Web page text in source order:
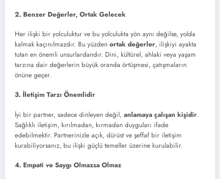
2. Benzer Değerler, Ortak Gelecek
Her ilişki bir yolculuktur ve bu yolculukta yön aynı değilse, yolda
kalmak kaçınılmazdır. Bu yüzden ortak değerler, ilişkiyi ayakta
tutan en önemli unsurlardandır. Dini, kültürel, ahlaki veya yaşam
tarzına dair değerlerin büyük oranda örtüşmesi, çatışmaların
önüne geçer.
3. İletişim Tarzı Önemlidir
İyi bir partner, sadece dinleyen değil, anlamaya çalışan kişidir.
Sağlıklı iletişim, kırılmadan, kırmadan duyguları ifade
edebilmektir. Partnerinizle açık, dürüst ve şeffaf bir iletişim
kurabiliyorsanız, bu ilişki güçlü temeller üzerine kurulabilir.
4. Empati ve Saygı Olmazsa Olmaz